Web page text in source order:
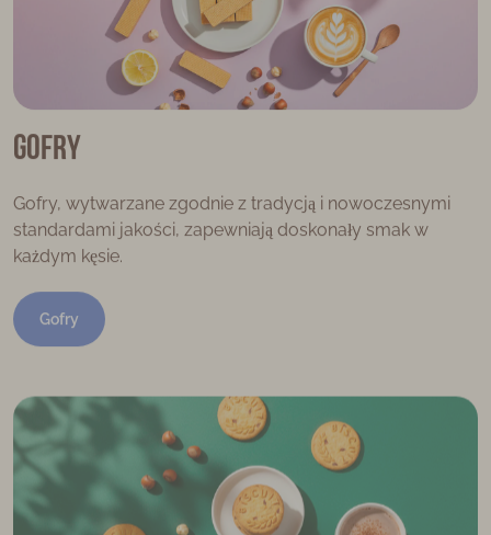
Gofry
Gofry, wytwarzane zgodnie z tradycją i nowoczesnymi
standardami jakości, zapewniają doskonały smak w
każdym kęsie.
Gofry